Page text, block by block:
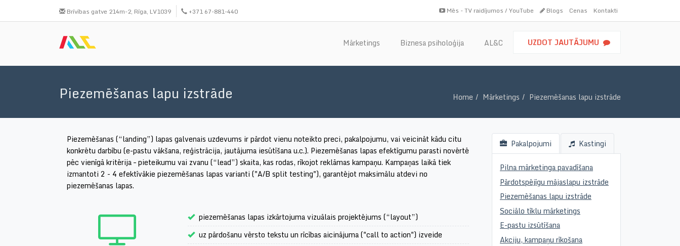
Brīvības gatve 214m-2, Rīga, LV1039 +371 67-881-440 Mēs - TV raidījumos / YouTube Blogs Cenas Kontakti
Mārketings Biznesa psiholoģija AL&C UZDOT JAUTĀJUMU
Piezemēšanas lapu izstrāde Home Mārketings Piezemēšanas lapu izstrāde
Piezemēšanas (“landing”) lapas galvenais uzdevums ir pārdot vienu noteikto preci, pakalpojumu, vai veicināt kādu citu
konkrētu darbību (e-pastu vākšana, reģistrācija, jautājuma iesūtīšana u.c.). Piezemēšanas lapas efektīgumu parasti novērtē
pēc vienīgā kritērija – pieteikumu vai zvanu (“lead”) skaita, kas rodas, rīkojot reklāmas kampaņu. Kampaņas laikā tiek
izmantoti 2 - 4 efektīvākie piezemēšanas lapas varianti ("A/B split testing"), garantējot maksimālu atdevi no
piezemēšanas lapas.
piezemēšanas lapas izkārtojuma vizuālais projektējums (“layout”)
uz pārdošanu vērsto tekstu un rīcības aicinājuma ("call to action") izveide
Pakalpojumi Kastingi
Pilna mārketinga pavadīšana
Pārdotspējīgu mājaslapu izstrāde
Piezemēšanas lapu izstrāde
Sociālo tīklu mārketings
E-pastu izsūtīšana
Akciju, kampaņu rīkošana